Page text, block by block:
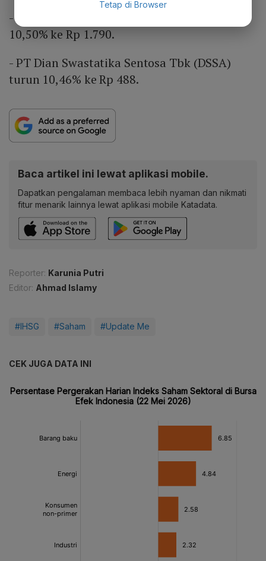
- PT Chandra Asri Pacific Tbk (TPIA) turun
10,50% ke Rp 1.790.
- PT Dian Swastatika Sentosa Tbk (DSSA)
turun 10,46% ke Rp 488.
Baca artikel ini lewat aplikasi mobile.
Dapatkan pengalaman membaca lebih nyaman dan nikmati
fitur menarik lainnya lewat aplikasi mobile Katadata.
Reporter: Karunia Putri
Editor: Ahmad Islamy
#IHSG #Saham #Update Me
CEK JUGA DATA INI
Tetap di Browser